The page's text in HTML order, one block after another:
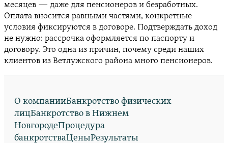
месяцев — даже для пенсионеров и безработных.
Оплата вносится равными частями, конкретные
условия фиксируются в договоре. Подтверждать доход
не нужно: рассрочка оформляется по паспорту и
договору. Это одна из причин, почему среди наших
клиентов из Ветлужского района много пенсионеров.
О компанииБанкротство физических
лицБанкротство в Нижнем
НовгородеПроцедура
банкротстваЦеныРезультаты